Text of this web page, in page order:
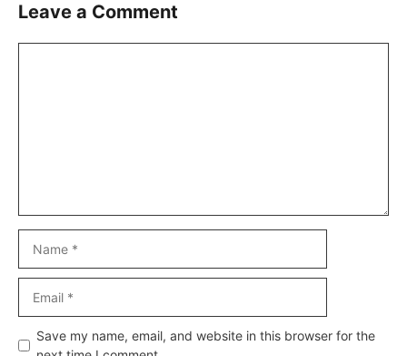
Leave a Comment
Website
Save my name, email, and website in this browser for the